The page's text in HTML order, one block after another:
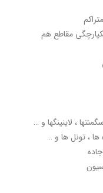
مقاطع هم
، لاینینگها و …
، تونل ها و …